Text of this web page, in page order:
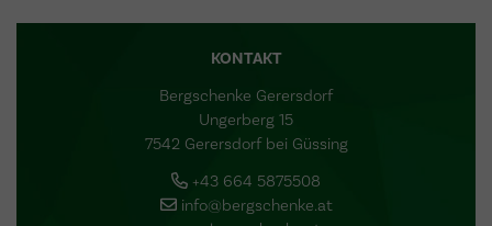
KONTAKT
Bergschenke Gerersdorf
Ungerberg 15
7542 Gerersdorf bei Güssing
+43 664 5875508
info@bergschenke.at